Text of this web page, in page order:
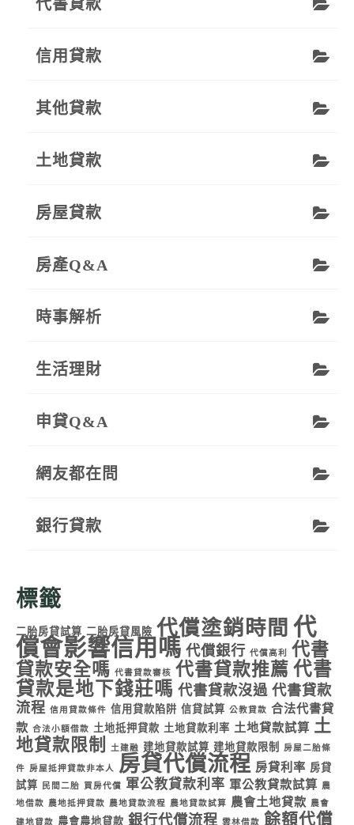
代書貸款
信用貸款
其他貸款
土地貸款
房屋貸款
房產Q&A
時事解析
生活理財
申貸Q&A
網友都在問
銀行貸款
標籤
二胎房貸試算 二胎房貸風險 代償塗銷時間 代
償會影響信用嗎 代償銀行 代償高利
代書
貸款安全嗎 代書貸款審核 代書貸款推薦 代書
貸款是地下錢莊嗎 代書貸款沒過 代書貸款
流程 信用貸款條件 信用貸款陷阱 信貸試算 公教貸款 合法代書貸
款 合法小額借款 土地抵押貸款 土地貸款利率 土地貸款試算 土
地貸款限制
土建融 建地貸款試算 建地貸款限制 房屋二胎條
件 房屋抵押貸款非本人 房貸代償流程 房貸利率 房貸
試算
民間二胎 買房代償 軍公教貸款利率 軍公教貸款試算
農
地借款
農地抵押貸款 農地貸款流程 農地貸款試算 農會土地貸款 農會
建地貸款 農會農地貸款 銀行代償流程 雲林借款 餘額代償